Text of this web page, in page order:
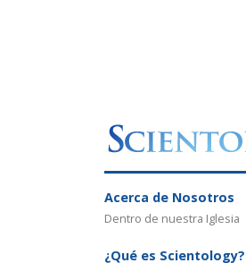
Acerca de Nosotros
Dentro de nuestra Iglesia
¿Qué es Scientology?